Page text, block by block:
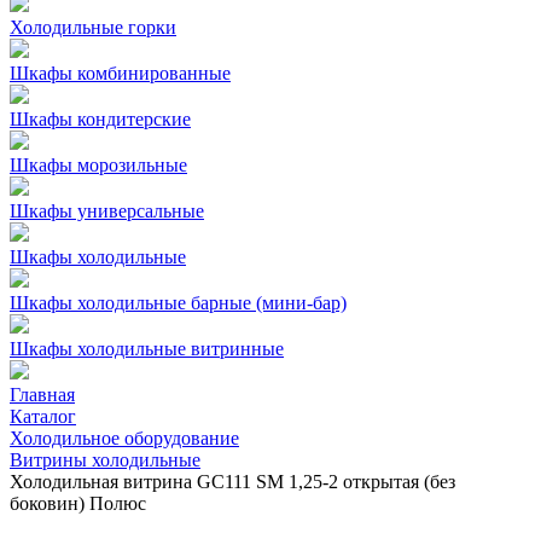
Холодильные горки
Шкафы комбинированные
Шкафы кондитерские
Шкафы морозильные
Шкафы универсальные
Шкафы холодильные
Шкафы холодильные барные (мини-бар)
Шкафы холодильные витринные
Главная
Каталог
Холодильное оборудование
Витрины холодильные
Холодильная витрина GC111 SM 1,25-2 открытая (без
боковин) Полюс